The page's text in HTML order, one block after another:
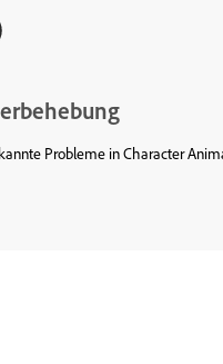
Probleme in Character